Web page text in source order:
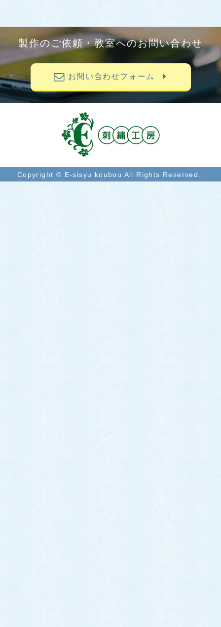
製作のご依頼・教室へのお問い合わせ
お問い合わせフォーム
Copyright © E-sisyu koubou All Rights Reserved..